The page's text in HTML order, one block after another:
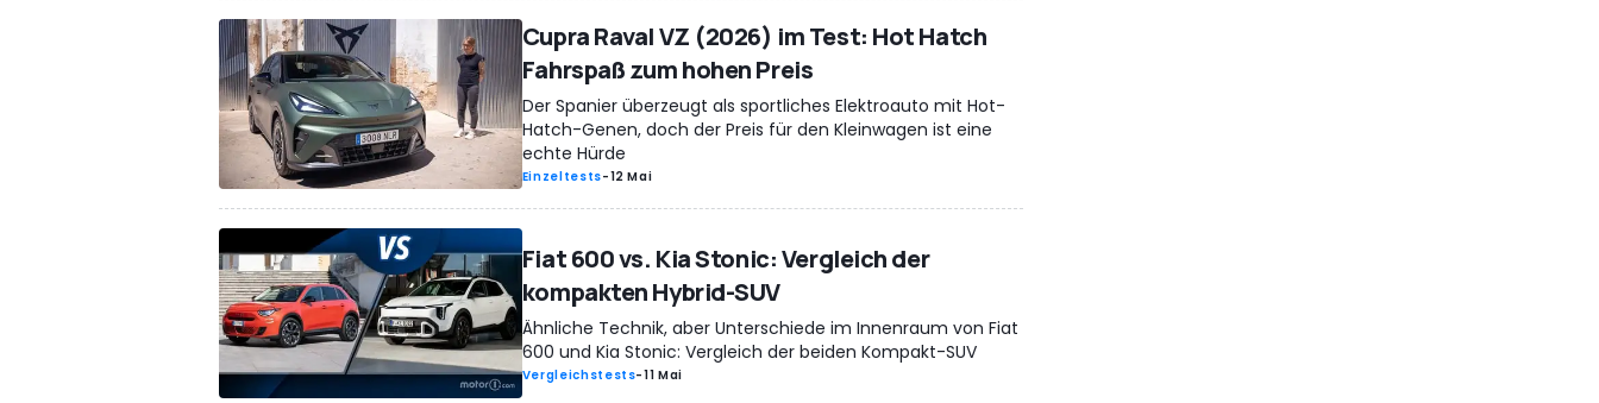
Cupra Raval VZ (2026) im Test: Hot Hatch
Fahrspaß zum hohen Preis
Der Spanier überzeugt als sportliches Elektroauto mit Hot-
Hatch-Genen, doch der Preis für den Kleinwagen ist eine
echte Hürde
Einzeltests-12 Mai
Fiat 600 vs. Kia Stonic: Vergleich der
kompakten Hybrid-SUV
Ähnliche Technik, aber Unterschiede im Innenraum von Fiat
600 und Kia Stonic: Vergleich der beiden Kompakt-SUV
Vergleichstests-11 Mai